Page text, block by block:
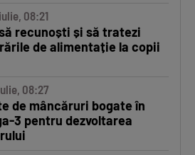
08:21
recunoști și să tratezi
de alimentație la copii
08:27
de mâncăruri bogate în
3 pentru dezvoltarea